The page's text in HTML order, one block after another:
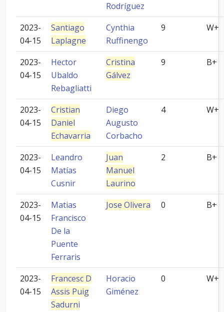
Rodríguez
2023-
04-15
Santiago
Laplagne
Cynthia
Ruffinengo
9 W+
2023-
04-15
Hector
Ubaldo
Rebagliatti
Cristina
Gálvez
9 B+
2023-
04-15
Cristian
Daniel
Echavarria
Diego
Augusto
Corbacho
4 W+
2023-
04-15
Leandro
Matías
Cusnir
Juan
Manuel
Laurino
2 B+
2023-
04-15
Matias
Francisco
De la
Puente
Ferraris
Jose Olivera 0 B+
2023-
04-15
Francesc D
Assis Puig
Sadurni
Horacio
Giménez
0 W+